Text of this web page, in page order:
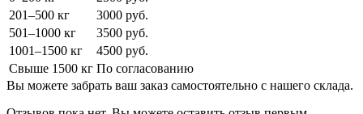
201–500 кг
3000 руб.
501–1000 кг
3500 руб.
1001–1500 кг
4500 руб.
Свыше 1500 кг По согласованию
Вы можете забрать ваш заказ самостоятельно с нашего склада.